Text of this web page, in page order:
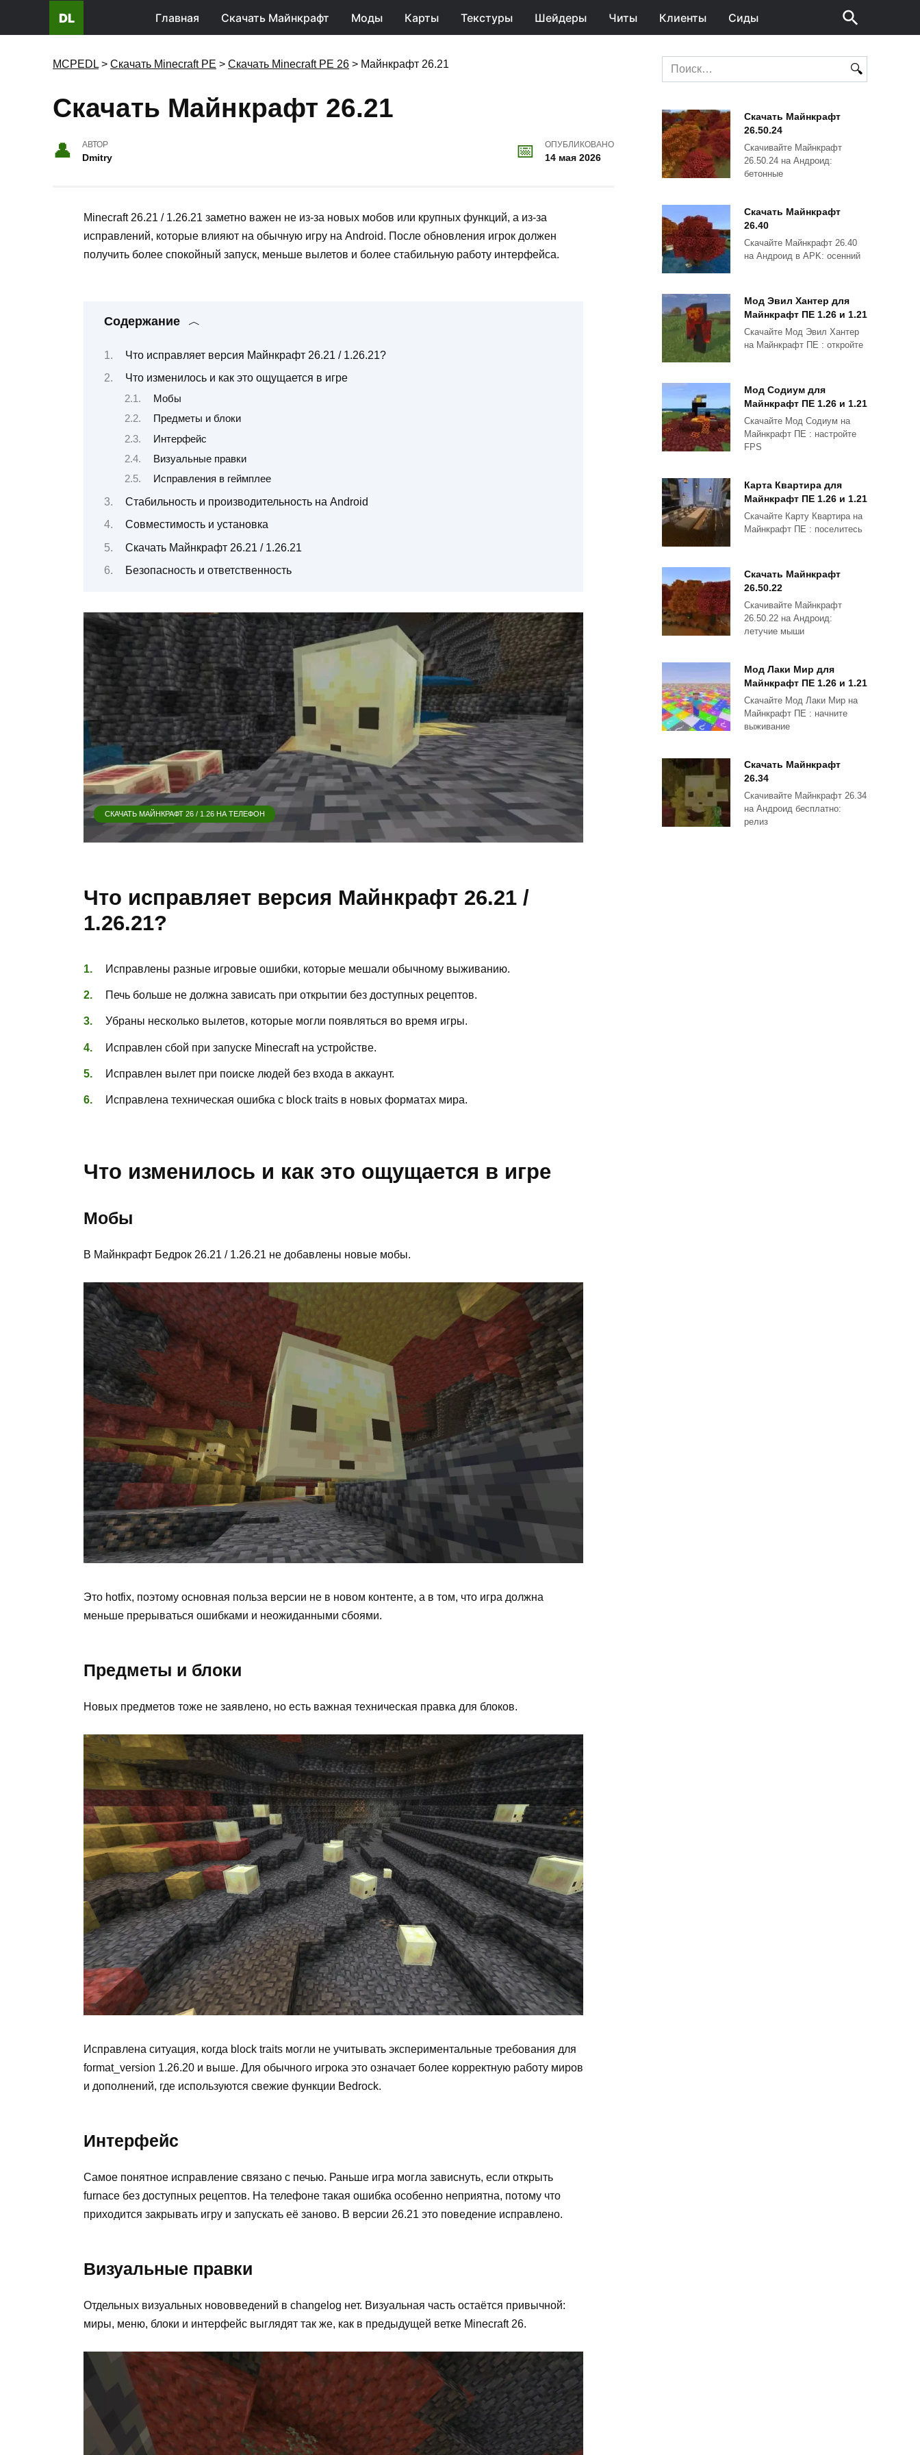
DL Главная Скачать Майнкрафт Моды Карты Текстуры Шейдеры Читы Клиенты Сиды
MCPEDL > Скачать Minecraft PE > Скачать Minecraft PE 26 > Майнкрафт 26.21
Скачать Майнкрафт 26.21
АВТОР
Dmitry
ОПУБЛИКОВАНО
14 мая 2026
Minecraft 26.21 / 1.26.21 заметно важен не из-за новых мобов или крупных функций, а из-за
исправлений, которые влияют на обычную игру на Android. После обновления игрок должен
получить более спокойный запуск, меньше вылетов и более стабильную работу интерфейса.
Содержание
Что исправляет версия Майнкрафт 26.21 / 1.26.21?
Что изменилось и как это ощущается в игре
Мобы
Предметы и блоки
Интерфейс
Визуальные правки
Исправления в геймплее
Стабильность и производительность на Android
Совместимость и установка
Скачать Майнкрафт 26.21 / 1.26.21
Безопасность и ответственность
СКАЧАТЬ МАЙНКРАФТ 26 / 1.26 НА ТЕЛЕФОН
Что исправляет версия Майнкрафт 26.21 /
1.26.21?
Исправлены разные игровые ошибки, которые мешали обычному выживанию.
Печь больше не должна зависать при открытии без доступных рецептов.
Убраны несколько вылетов, которые могли появляться во время игры.
Исправлен сбой при запуске Minecraft на устройстве.
Исправлен вылет при поиске людей без входа в аккаунт.
Исправлена техническая ошибка с block traits в новых форматах мира.
Что изменилось и как это ощущается в игре
Мобы
В Майнкрафт Бедрок 26.21 / 1.26.21 не добавлены новые мобы.
Это hotfix, поэтому основная польза версии не в новом контенте, а в том, что игра должна
меньше прерываться ошибками и неожиданными сбоями.
Предметы и блоки
Новых предметов тоже не заявлено, но есть важная техническая правка для блоков.
Исправлена ситуация, когда block traits могли не учитывать экспериментальные требования для
format_version 1.26.20 и выше. Для обычного игрока это означает более корректную работу миров
и дополнений, где используются свежие функции Bedrock.
Интерфейс
Самое понятное исправление связано с печью. Раньше игра могла зависнуть, если открыть
furnace без доступных рецептов. На телефоне такая ошибка особенно неприятна, потому что
приходится закрывать игру и запускать её заново. В версии 26.21 это поведение исправлено.
Визуальные правки
Отдельных визуальных нововведений в changelog нет. Визуальная часть остаётся привычной:
миры, меню, блоки и интерфейс выглядят так же, как в предыдущей ветке Minecraft 26.
Search
for:
Скачать Майнкрафт
26.50.24
Скачивайте Майнкрафт
26.50.24 на Андроид:
бетонные
Скачать Майнкрафт
26.40
Скачайте Майнкрафт 26.40
на Андроид в APK: осенний
Мод Эвил Хантер для
Майнкрафт ПЕ 1.26 и 1.21
Скачайте Мод Эвил Хантер
на Майнкрафт ПЕ : откройте
Мод Содиум для
Майнкрафт ПЕ 1.26 и 1.21
Скачайте Мод Содиум на
Майнкрафт ПЕ : настройте
FPS
Карта Квартира для
Майнкрафт ПЕ 1.26 и 1.21
Скачайте Карту Квартира на
Майнкрафт ПЕ : поселитесь
Скачать Майнкрафт
26.50.22
Скачивайте Майнкрафт
26.50.22 на Андроид:
летучие мыши
Мод Лаки Мир для
Майнкрафт ПЕ 1.26 и 1.21
Скачайте Мод Лаки Мир на
Майнкрафт ПЕ : начните
выживание
Скачать Майнкрафт
26.34
Скачивайте Майнкрафт 26.34
на Андроид бесплатно:
релиз